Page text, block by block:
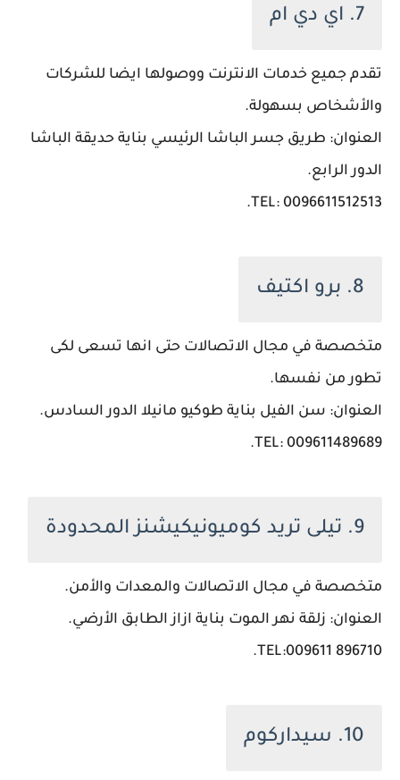
7. اي دي ام
تقدم جميع خدمات الانترنت ووصولها ايضا للشركات
والأشخاص بسهولة.
العنوان: طريق جسر الباشا الرئيسي بناية حديقة الباشا
الدور الرابع.
TEL: 0096611512513.
8. برو اكتيف
متخصصة في مجال الاتصالات حتى انها تسعى لكى
تطور من نفسها.
العنوان: سن الفيل بناية طوكيو مانيلا الدور السادس.
TEL: 009611489689.
9. تيلى تريد كوميونيكيشنز المحدودة
متخصصة في مجال الاتصالات والمعدات والأمن.
العنوان: زلقة نهر الموت بناية ازاز الطابق الأرضي.
TEL:009611 896710.
10. سيداركوم